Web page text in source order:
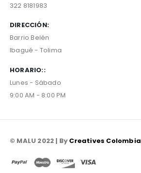
322 8181983
DIRECCIÓN:
Barrio Belén
Ibagué - Tolima
HORARIO::
Lunes - Sábado
9:00 AM - 8:00 PM
© MALU 2022 | By Creatives Colombia